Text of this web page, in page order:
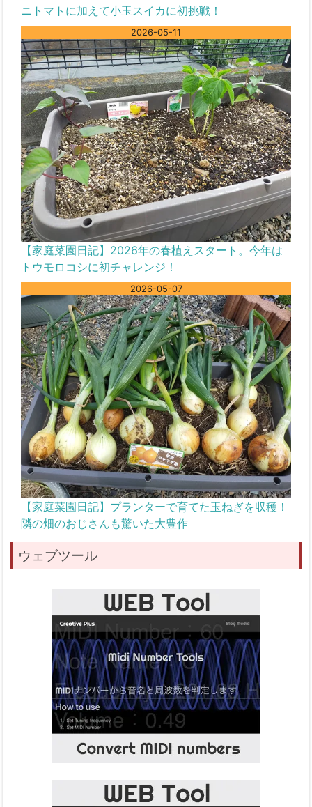
ニトマトに加えて小玉スイカに初挑戦！
2026-05-11
【家庭菜園日記】2026年の春植えスタート。今年は
トウモロコシに初チャレンジ！
2026-05-07
【家庭菜園日記】プランターで育てた玉ねぎを収穫！
隣の畑のおじさんも驚いた大豊作
ウェブツール